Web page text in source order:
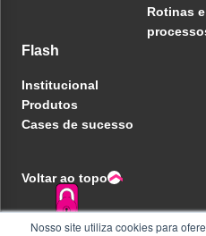
Nosso site utiliza cookies para
Rotinas e
Flash
Institucional
Produtos
Cases de sucesso
Voltar ao topo